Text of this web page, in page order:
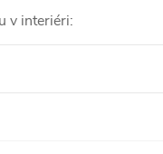
v interiéri: